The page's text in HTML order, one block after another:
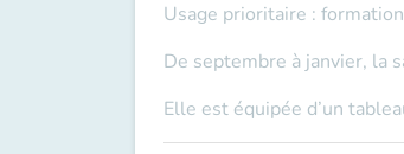
Usage prioritaire :
De septembre à janvier, la
Elle est équipée d’un